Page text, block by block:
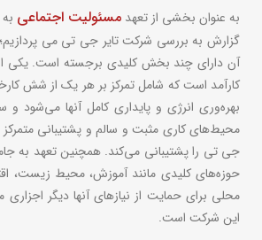
به عنوان بخشی از تعهد مسئولیت اجتماعی
گزارش به بررسی شرکت تایر جی تی می پردازیم؛
آن دارای چند بخش کلیدی برجسته است. یکی از
کارآمد است که شامل تمرکز بر هر یک از شش
بهره‌وری انرژی و پایداری کامل آنها می‌شود و
محیط‌های کاری مثبت و سالم و پشتیبانی متمرکز
جی تی را پشتیبانی می‌کند. همچنین تعهد به
حوزه‌های کلیدی مانند آموزش، محیط زیست،
محلی برای حمایت از نیازهای آنها دیگر
این شرکت است.